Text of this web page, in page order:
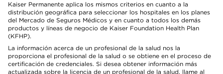
Kaiser Permanente aplica los mismos criterios en cuanto a la
distribución geográfica para seleccionar los hospitales en los planes
del Mercado de Seguros Médicos y en cuanto a todos los demás
productos y líneas de negocio de Kaiser Foundation Health Plan
(KFHP).
La información acerca de un profesional de la salud nos la
proporciona el profesional de la salud o se obtiene en el proceso de
certificación de credenciales. Si desea obtener información más
actualizada sobre la licencia de un profesional de la salud, llame al